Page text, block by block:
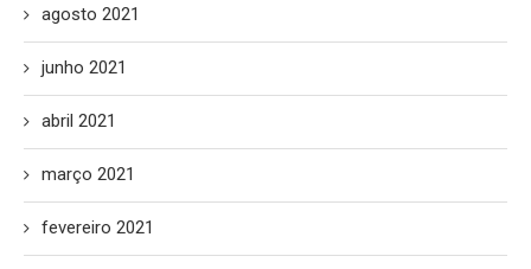
agosto 2021
junho 2021
abril 2021
março 2021
fevereiro 2021